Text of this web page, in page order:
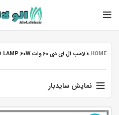
HOME
» لامپ ال ای دی 60 وات LED LAMP 60W افراتاب
نمایش سایدبار